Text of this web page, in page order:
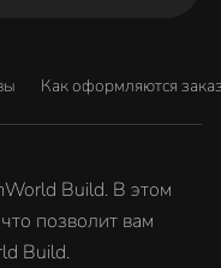
Как оформляются
Build. В этом
позволит вам
Build.